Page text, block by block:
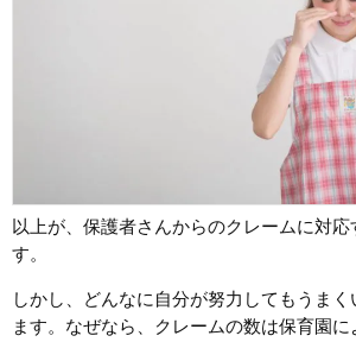
以上が、保護者さんからのクレームに対
す。
しかし、どんなに自分が努力してもうまく
ます。なぜなら、クレームの数は保育園